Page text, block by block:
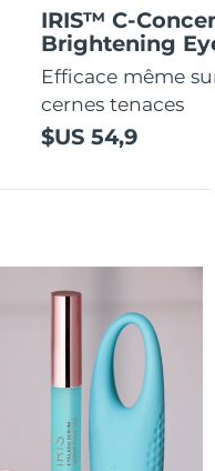
IRIS™ C-
Brightening
Efficace même
cernes tenaces
$US 54,9